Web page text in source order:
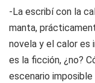
-La escribí con la
manta,
novela y el calor es
es la ficción, ¿no?
escenario